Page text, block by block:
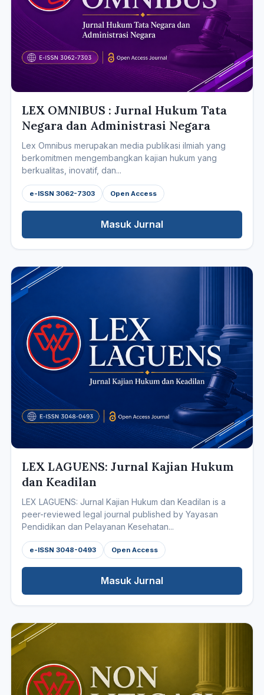
LEX OMNIBUS : Jurnal Hukum Tata
Negara dan Administrasi Negara
Lex Omnibus merupakan media publikasi ilmiah yang
berkomitmen mengembangkan kajian hukum yang
berkualitas, inovatif, dan...
e-ISSN 3062-7303 Open Access
Masuk Jurnal
LEX LAGUENS: Jurnal Kajian Hukum
dan Keadilan
LEX LAGUENS: Jurnal Kajian Hukum dan Keadilan is a
peer-reviewed legal journal published by Yayasan
Pendidikan dan Pelayanan Kesehatan...
e-ISSN 3048-0493 Open Access
Masuk Jurnal